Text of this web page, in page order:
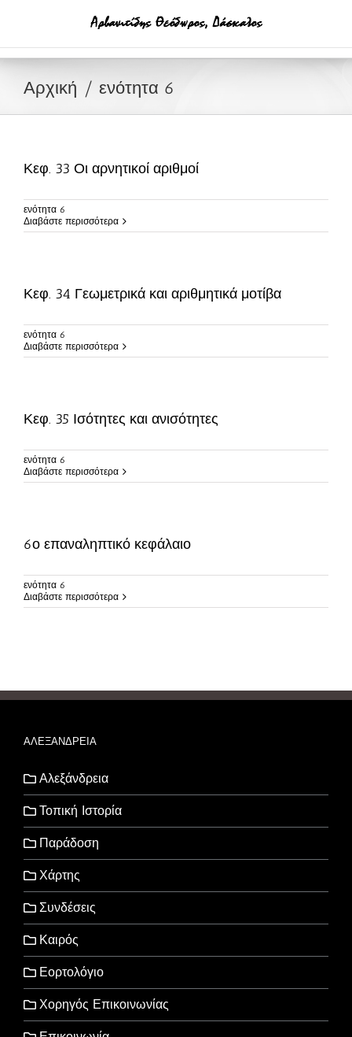
Αρχική ενότητα 6
Κεφ. 33 Οι αρνητικοί αριθμοί
ενότητα 6
Διαβάστε περισσότερα
Κεφ. 34 Γεωμετρικά και αριθμητικά μοτίβα
ενότητα 6
Διαβάστε περισσότερα
Κεφ. 35 Ισότητες και ανισότητες
ενότητα 6
Διαβάστε περισσότερα
6ο επαναληπτικό κεφάλαιο
ενότητα 6
Διαβάστε περισσότερα
ΑΛΕΞΑΝΔΡΕΙΑ
Αλεξάνδρεια
Τοπική Ιστορία
Παράδοση
Χάρτης
Συνδέσεις
Καιρός
Εορτολόγιο
Χορηγός Επικοινωνίας